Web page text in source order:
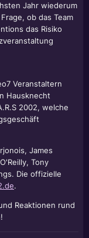
Jahr wiederum
ob das Team
das Risiko
Veranstaltern
Hausknecht
2002, welche
James
, Tony
Die offizielle
.
Reaktionen rund